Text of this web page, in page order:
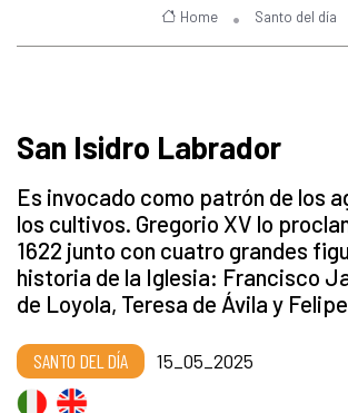
Home Santo del día
San Isidro Labrador
Es invocado como patrón de los
los cultivos. Gregorio XV lo
1622 junto con cuatro grandes
historia de la Iglesia: Francisco
de Loyola, Teresa de Ávila y
SANTO DEL DÍA 15_05_2025